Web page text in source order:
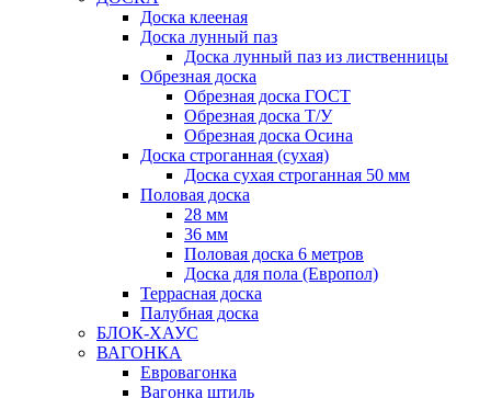
Доска клееная
Доска лунный паз
Доска лунный паз из лиственницы
Обрезная доска
Обрезная доска ГОСТ
Обрезная доска Т/У
Обрезная доска Осина
Доска строганная (сухая)
Доска сухая строганная 50 мм
Половая доска
28 мм
36 мм
Половая доска 6 метров
Доска для пола (Европол)
Террасная доска
Палубная доска
БЛОК-ХАУС
ВАГОНКА
Евровагонка
Вагонка штиль